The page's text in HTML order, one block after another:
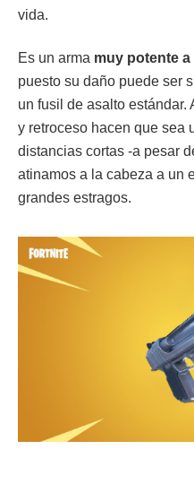
vida.
Es un arma muy potente
puesto su daño puede ser
un fusil de asalto estándar.
y retroceso hacen que sea
distancias cortas -a pesar
atinamos a la cabeza a un
grandes estragos.